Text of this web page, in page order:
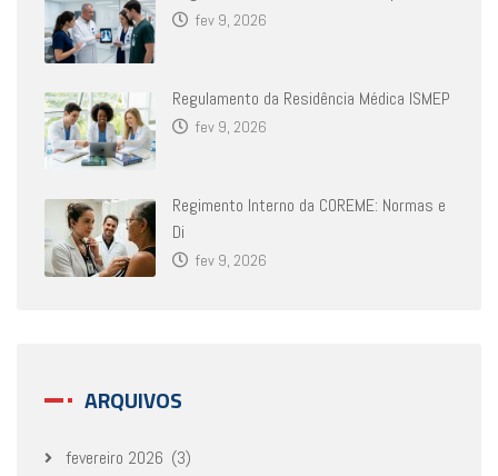
fev 9, 2026
Regulamento da Residência Médica ISMEP
fev 9, 2026
Regimento Interno da COREME: Normas e
Di
fev 9, 2026
ARQUIVOS
fevereiro 2026 (3)